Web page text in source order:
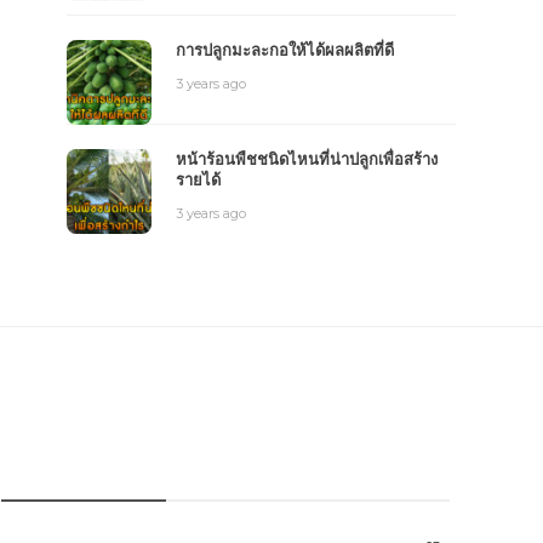
การปลูกมะละกอให้ได้ผลผลิตที่ดี
3 years ago
หน้าร้อนพืชชนิดไหนที่น่าปลูกเพื่อสร้าง
รายได้
3 years ago